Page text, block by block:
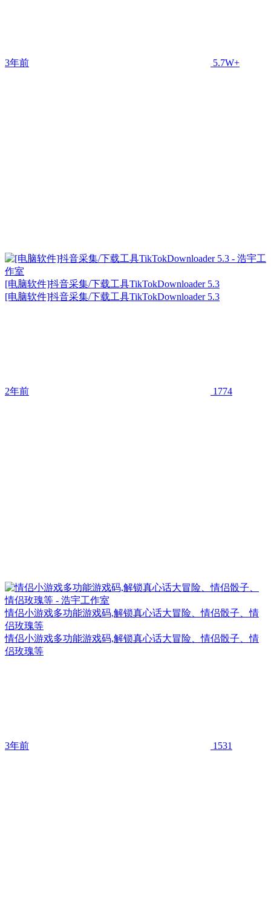
3年前 5.7W+
[电脑软件]抖音采集/下载工具TikTokDownloader 5.3
[电脑软件]抖音采集/下载工具TikTokDownloader 5.3
2年前 1774
情侣小游戏多功能游戏码,解锁真心话大冒险、情侣骰子、情
侣玫瑰等
情侣小游戏多功能游戏码,解锁真心话大冒险、情侣骰子、情
侣玫瑰等
3年前 1531